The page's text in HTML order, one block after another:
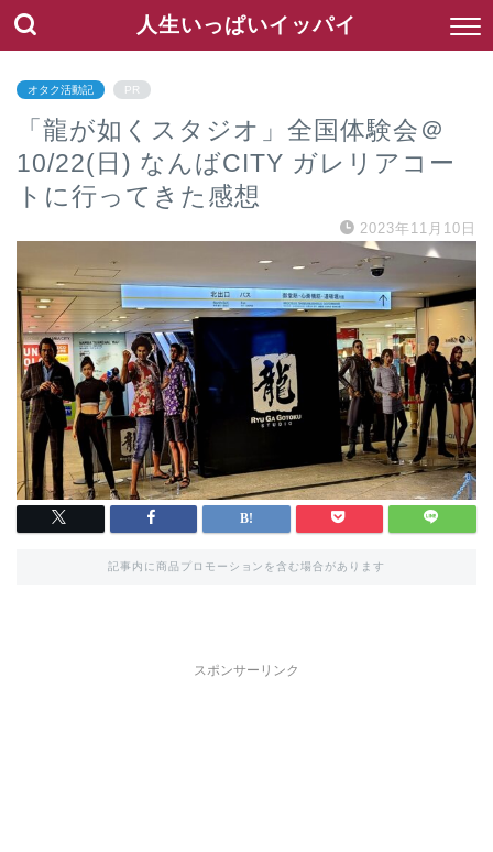
人生いっぱいイッパイ
オタク活動記 PR
「龍が如くスタジオ」全国体験会＠
10/22(日) なんばCITY ガレリアコー
トに行ってきた感想
2023年11月10日
記事内に商品プロモーションを含む場合があります
スポンサーリンク